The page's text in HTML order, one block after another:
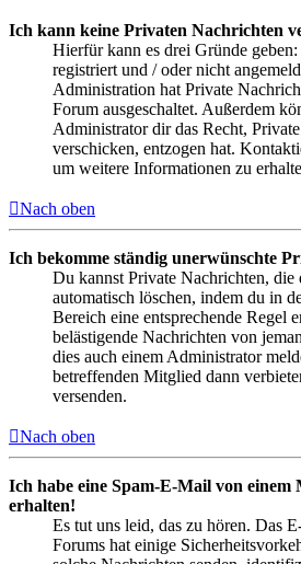
Ich kann keine Privaten Nachrichten
Hierfür kann es drei Gründe
registriert und / oder nicht
Administration hat Private
Forum ausgeschaltet. Außerdem
Administrator dir das Recht,
verschicken, entzogen hat.
um weitere Informationen zu
Nach oben
Ich bekomme ständig unerwünschte
Du kannst Private Nachrichten,
automatisch löschen, indem du in
Bereich eine entsprechende Regel
belästigende Nachrichten von
dies auch einem Administrator
betreffenden Mitglied dann
versenden.
Nach oben
Ich habe eine Spam-E-Mail von einem
erhalten!
Es tut uns leid, das zu hören. Das
Forums hat einige